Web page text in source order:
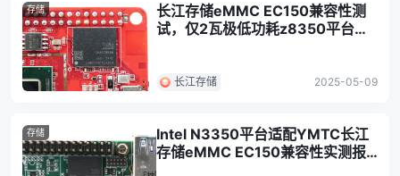
存储
长江存储eMMC EC150兼容性测
试，仅2瓦极低功耗z8350平台表
长江存储 2025-05-09
存储
Intel N3350平台适配YMTC长江
存储eMMC EC150兼容性实测报